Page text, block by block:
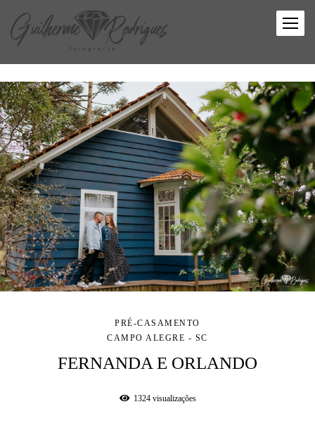
PRÉ-CASAMENTO
CAMPO ALEGRE - SC
FERNANDA E ORLANDO
1324visualizações